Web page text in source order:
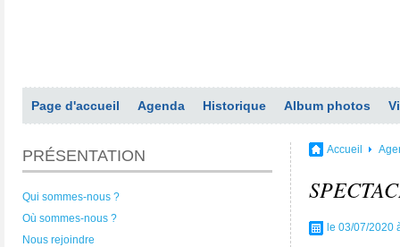
Page d'accueil Agenda Historique Album photos
PRÉSENTATION
Qui sommes-nous ?
Où sommes-nous ?
Nous rejoindre
Accueil
le 03/07/2020